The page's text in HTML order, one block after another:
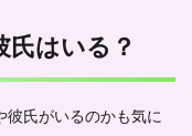
氏はいる？
彼氏がいるのかも気に